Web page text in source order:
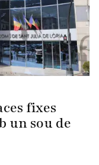
fixes
un sou de